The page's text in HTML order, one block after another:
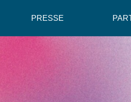
PRESSE